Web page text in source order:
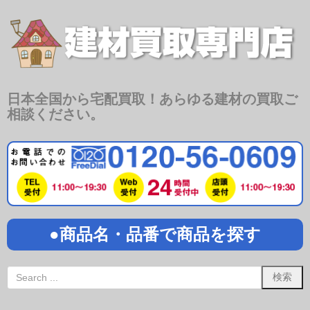
日本全国から宅配買取！あらゆる建材の買取ご
相談ください。
●商品名・品番で商品を探す